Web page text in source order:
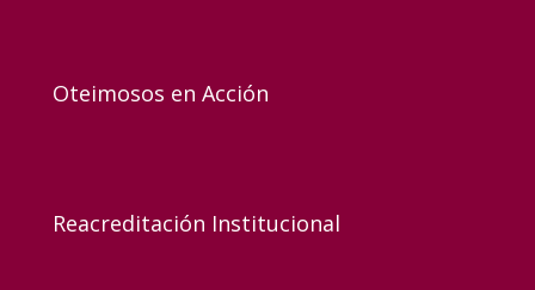
Oteimosos en Acción
Reacreditación Institucional